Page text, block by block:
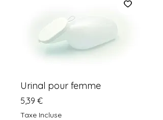
Urinal pour femme
5,39 €Prix
Taxe Incluse